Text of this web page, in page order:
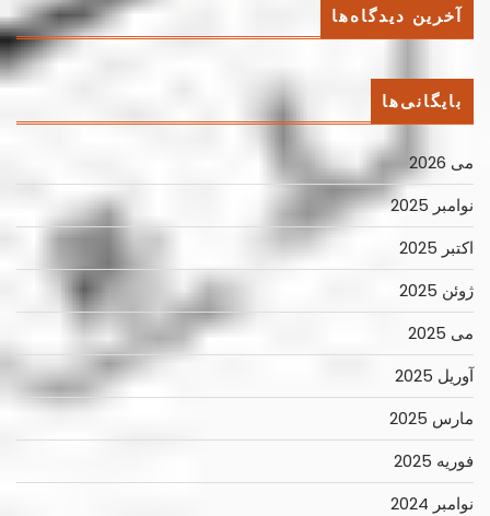
آخرین دیدگاه‌ها
بایگانی‌ها
می 2026
نوامبر 2025
اکتبر 2025
ژوئن 2025
می 2025
آوریل 2025
مارس 2025
فوریه 2025
نوامبر 2024